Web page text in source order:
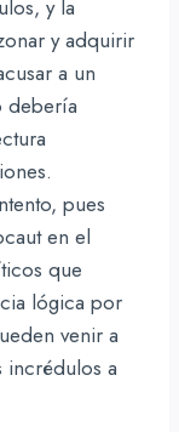
y la
y adquirir
a un
debería
pues
en el
que
lógica por
venir a
incrédulos a